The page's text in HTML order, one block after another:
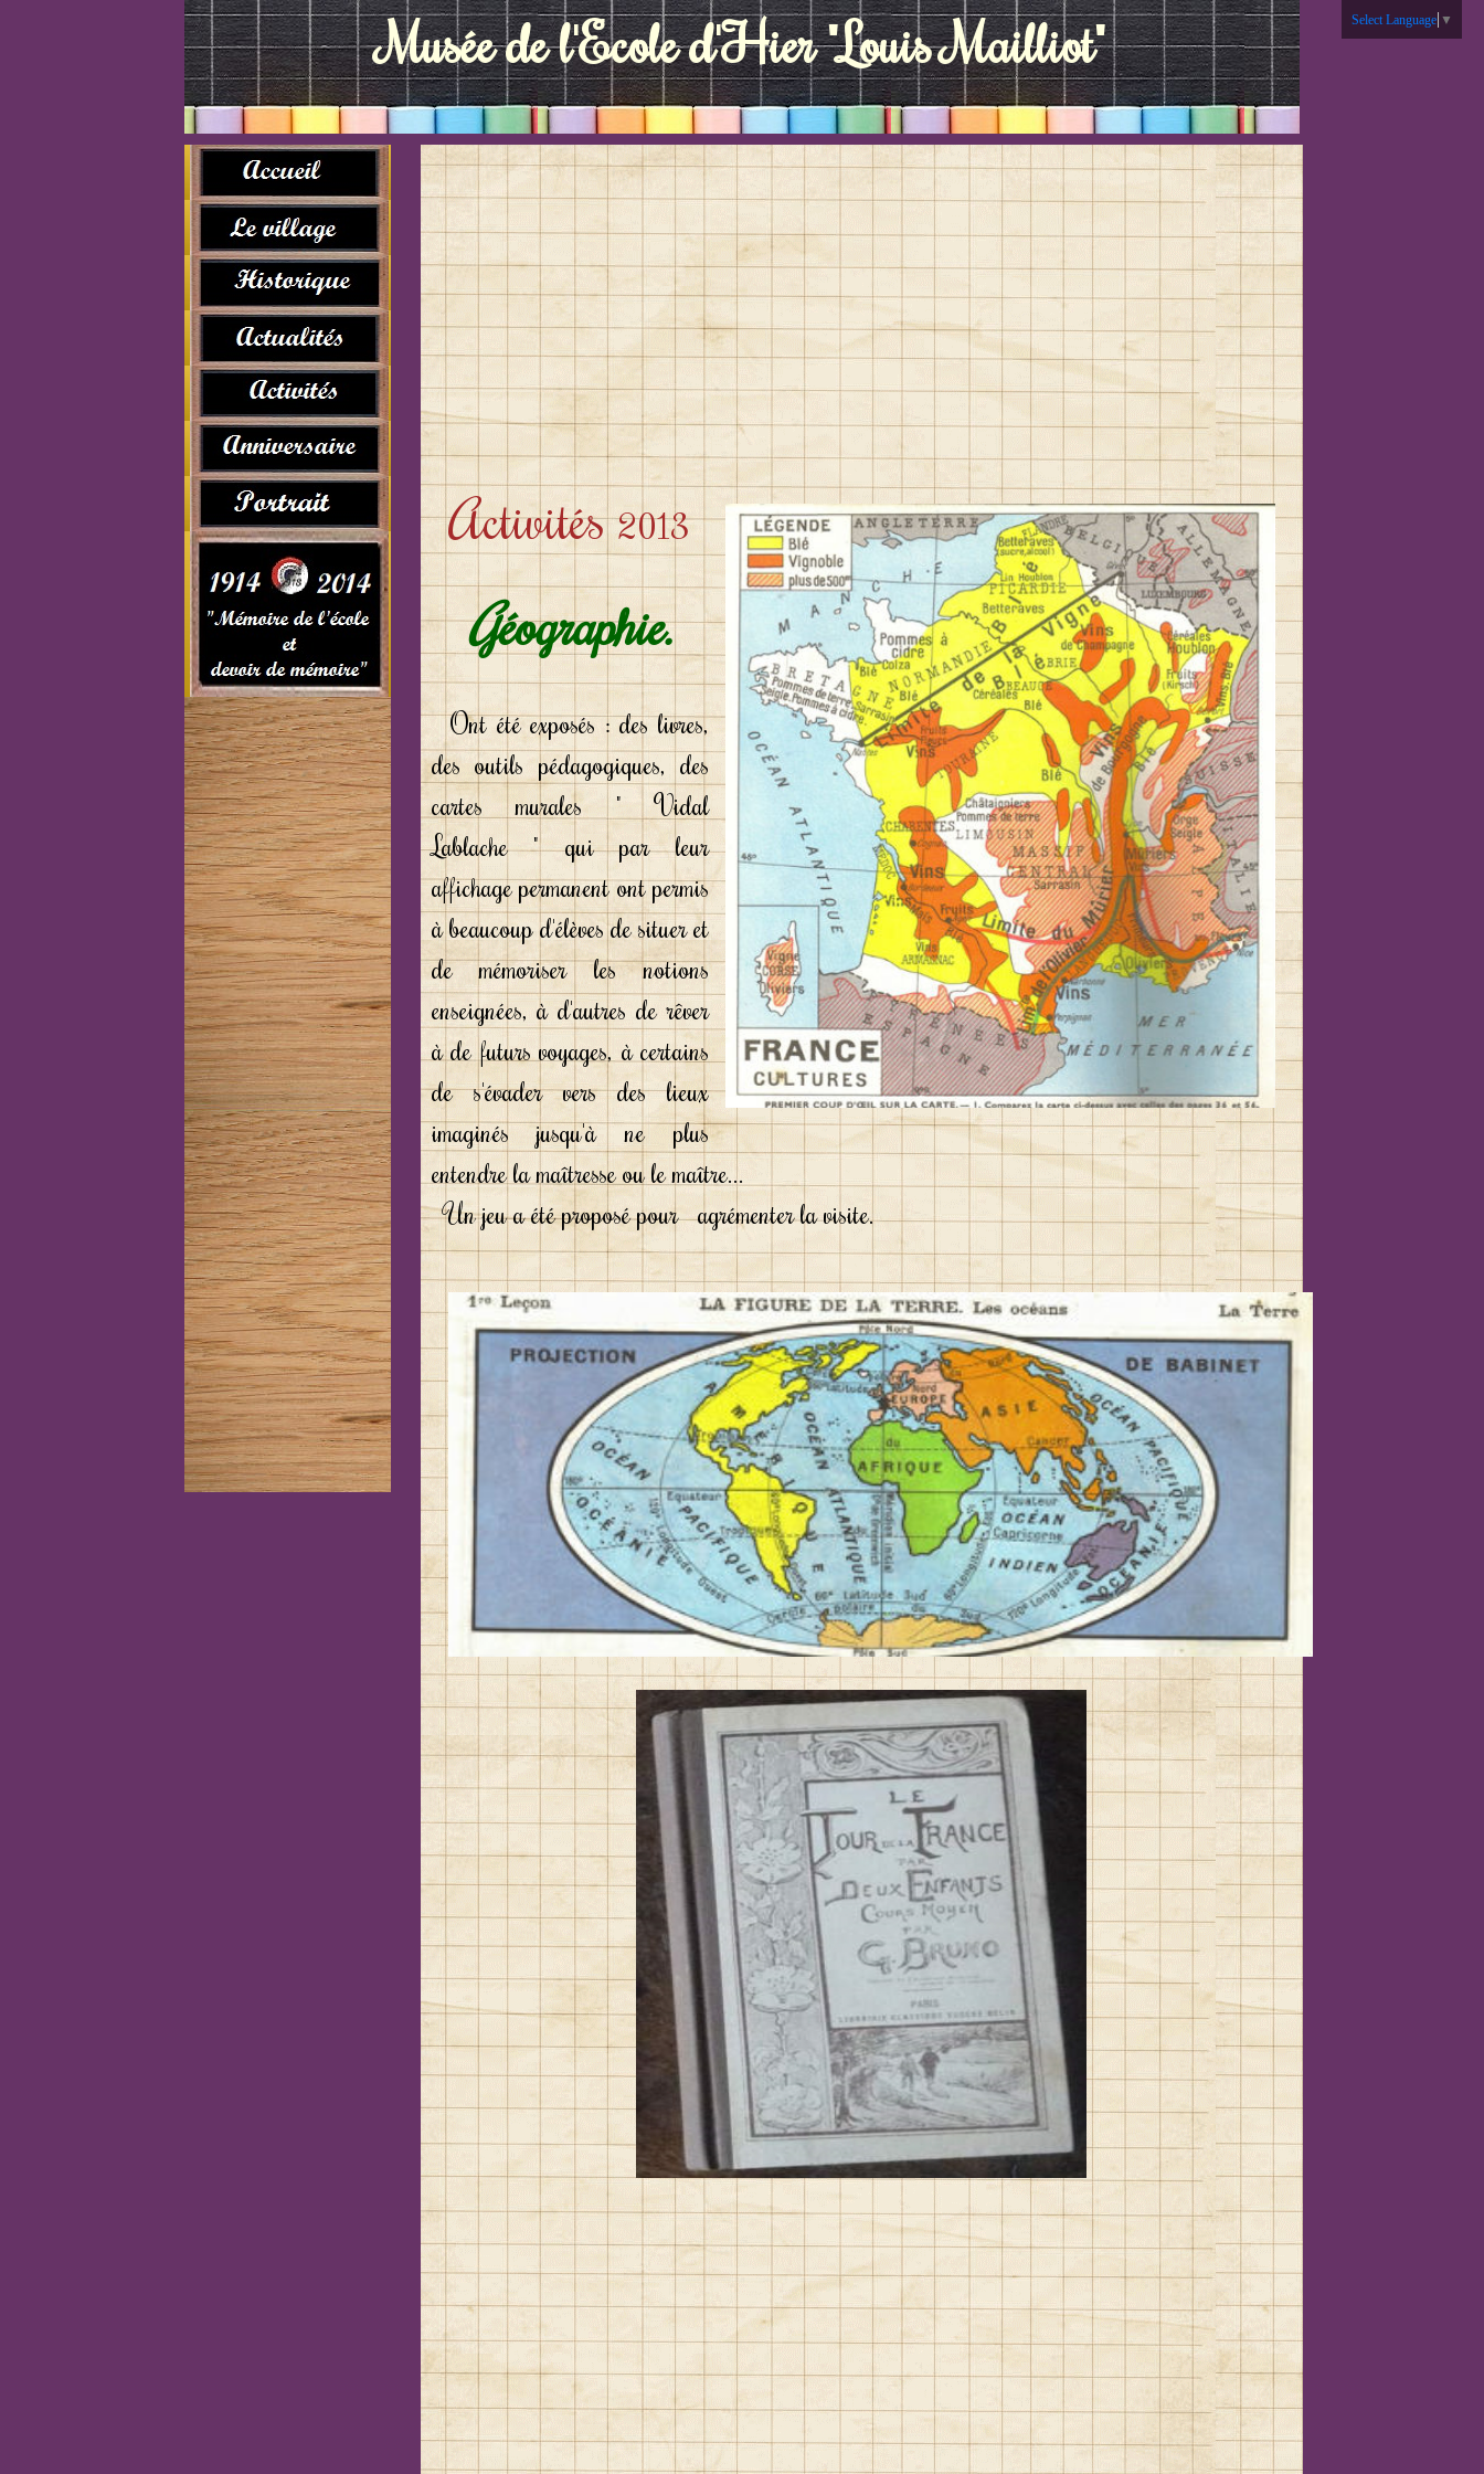
Select Language ▼
Musée de l'Ecole d'Hier "Louis Mailliot"
Activités2013
Géographie.
Ont été exposés : des livres,
des outils pédagogiques, des
cartes murales " Vidal
Lablache " qui par leur
affichage permanent ont permis
à beaucoup d'élèves de situer et
de mémoriser les notions
enseignées, à d'autres de rêver
à de futurs voyages, à certains
de s'évader vers des lieux
imaginés jusqu'à ne plus
entendre la maîtresse ou le maître...
Un jeu a été proposé pour agrémenter la visite.